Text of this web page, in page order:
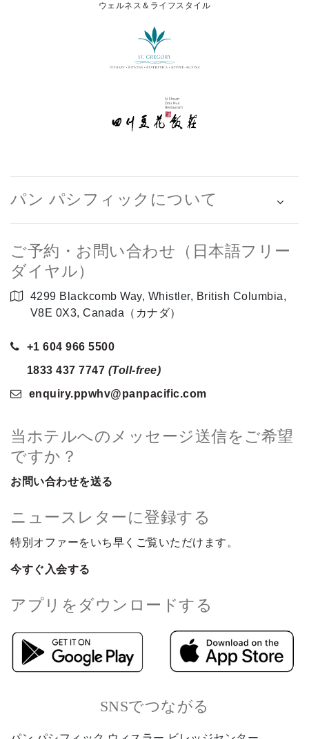
ウェルネス＆ライフスタイル
パン パシフィックについて
ご予約・お問い合わせ（日本語フリー
ダイヤル）
4299 Blackcomb Way, Whistler, British Columbia,
V8E 0X3, Canada（カナダ）
+1 604 966 5500
1833 437 7747 (Toll-free)
enquiry.ppwhv@panpacific.com
当ホテルへのメッセージ送信をご希望
ですか？
お問い合わせを送る
ニュースレターに登録する
特別オファーをいち早くご覧いただけます。
今すぐ入会する
アプリをダウンロードする
SNSでつながる